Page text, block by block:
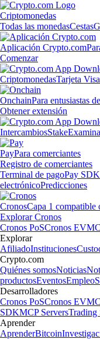
Criptomonedas
Todas las monedasCestas
Aplicación Crypto.com
Comenzar
CriptomonedasTarjeta
OnchainPara entusiastas
Obtener extensión
IntercambiosStake
PayPara comerciantes
Registro de comerciantes
Terminal de pagoPay SDK
electrónicoPredicciones
CronosCapa 1
Explorar Cronos
Cronos PoSCronos EVM
Explorar
AfiliadoInstituciones
Crypto.com
Quiénes somosNoticias
productosEventosEmpleo
Desarrolladores
Cronos PoSCronos EVM
SDKMCP ServersTrading
Aprender
AprenderBitcoin